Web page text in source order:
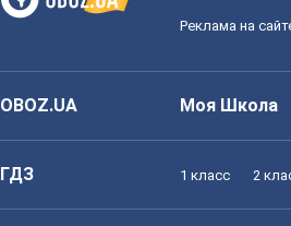
Реклама на
OBOZ.UA Моя Школа
ГДЗ 1 класс 2